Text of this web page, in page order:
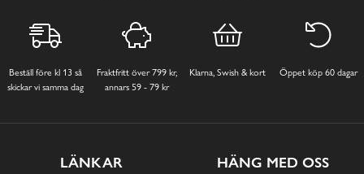
Beställ före kl 13 så
skickar vi samma dag
Fraktfritt över 799 kr,
annars 59 - 79 kr
Klarna, Swish & kort Öppet köp 60 dagar
LÄNKAR HÄNG MED OSS